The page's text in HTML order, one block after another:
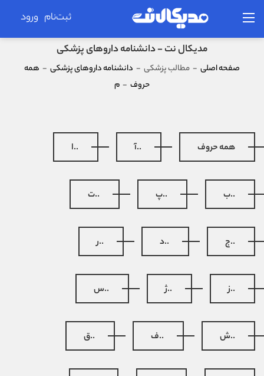
ثبت‌نام ورود
مدیکال نت - دانشنامه داروهای پزشکی
صفحه اصلی - مطالب پزشکی - دانشنامه داروهای پزشکی - همه
حروف - م
همه حروف ..آ ..ا
..ب ..پ ..ت
..ج ..د ..ر
..ز ..ژ ..س
..ش ..ف ..ق